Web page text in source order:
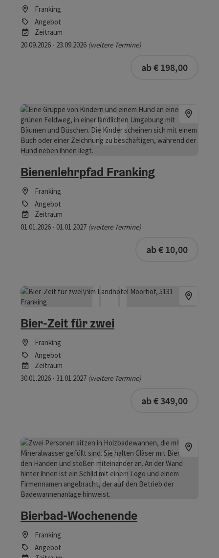
Franking
Angebot
Zeitraum
20.09.2026 - 23.09.2026 (weitere Termine)
ab € 198,00
Bienenlehrpfad Franking
Franking
Angebot
Zeitraum
01.01.2026 - 01.01.2027 (weitere Termine)
ab € 10,00
Bier-Zeit für zwei
Franking
Angebot
Zeitraum
30.01.2026 - 31.01.2027 (weitere Termine)
ab € 349,00
Bierbad-Wochenende
Franking
Angebot